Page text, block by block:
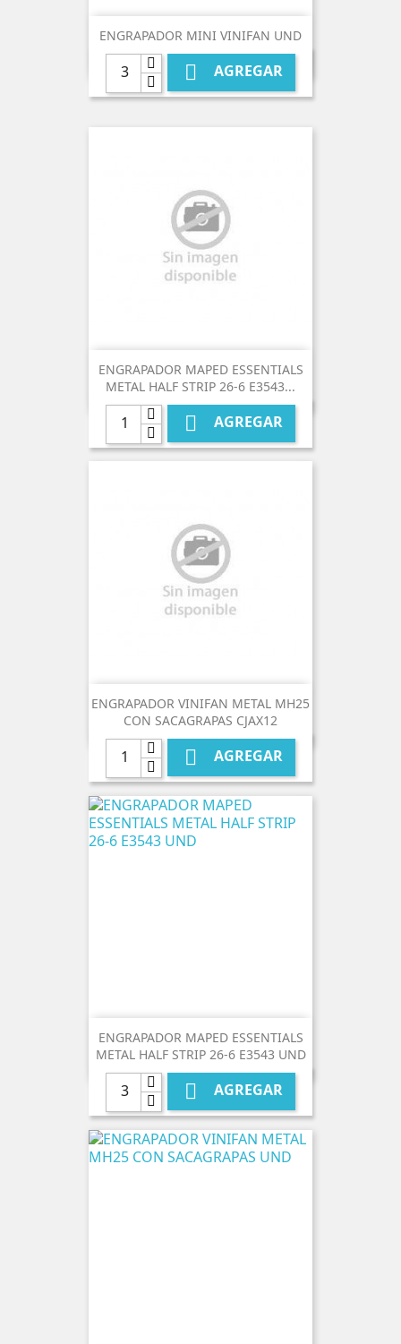
ENGRAPADOR MINI VINIFAN UND
 AGREGAR
ENGRAPADOR MAPED ESSENTIALS
METAL HALF STRIP 26-6 E3543...
 AGREGAR
ENGRAPADOR VINIFAN METAL MH25
CON SACAGRAPAS CJAX12
 AGREGAR
ENGRAPADOR MAPED ESSENTIALS
METAL HALF STRIP 26-6 E3543 UND
 AGREGAR